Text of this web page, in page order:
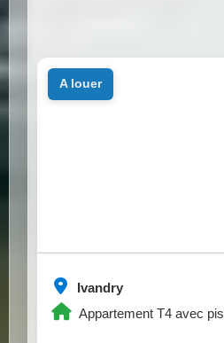
Ivandry
Appartement T4 avec
a louer